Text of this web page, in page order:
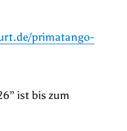
primatango-
ist bis zum